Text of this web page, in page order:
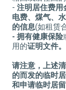
- 注明居住费用
电费、煤气、
的信息(如租赁
- 拥有健康保险
用的证明文件。
请注意，上述
的而发的临时
和申请临时居